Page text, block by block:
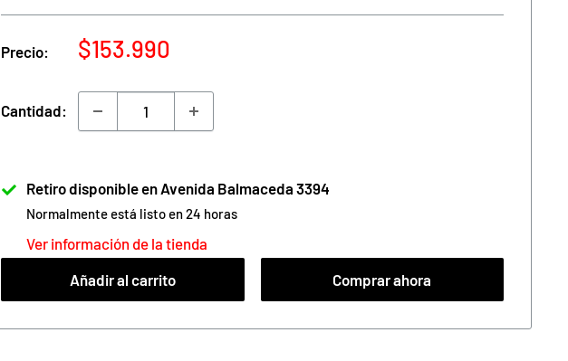
Precio:
Precio
venta
$153.990
Cantidad:
Retiro disponible en Avenida Balmaceda 3394
Normalmente está listo en 24 horas
Ver información de la tienda
Añadir al carrito
Comprar ahora